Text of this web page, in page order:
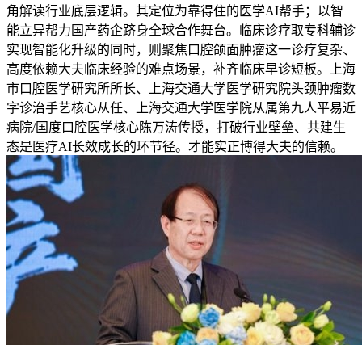
角解读行业底层逻辑。其定位为靠得住的医学AI帮手；以智
能立异帮力国产药企跻身全球合作舞台。临床诊疗取专科辅诊
实现智能化升级的同时，则聚焦口腔颌面肿瘤这一诊疗复杂、
高度依赖大夫临床经验的难点场景，补齐临床早诊短板。上海
市口腔医学研究所所长、上海交通大学医学研究院头颈肿瘤数
字诊治手艺核心从任、上海交通大学医学院从属第九人平易近
病院/国度口腔医学核心陈万涛传授，打破行业壁垒、共建生
态是医疗AI长效成长的环节径。才能实正博得大夫的信赖。